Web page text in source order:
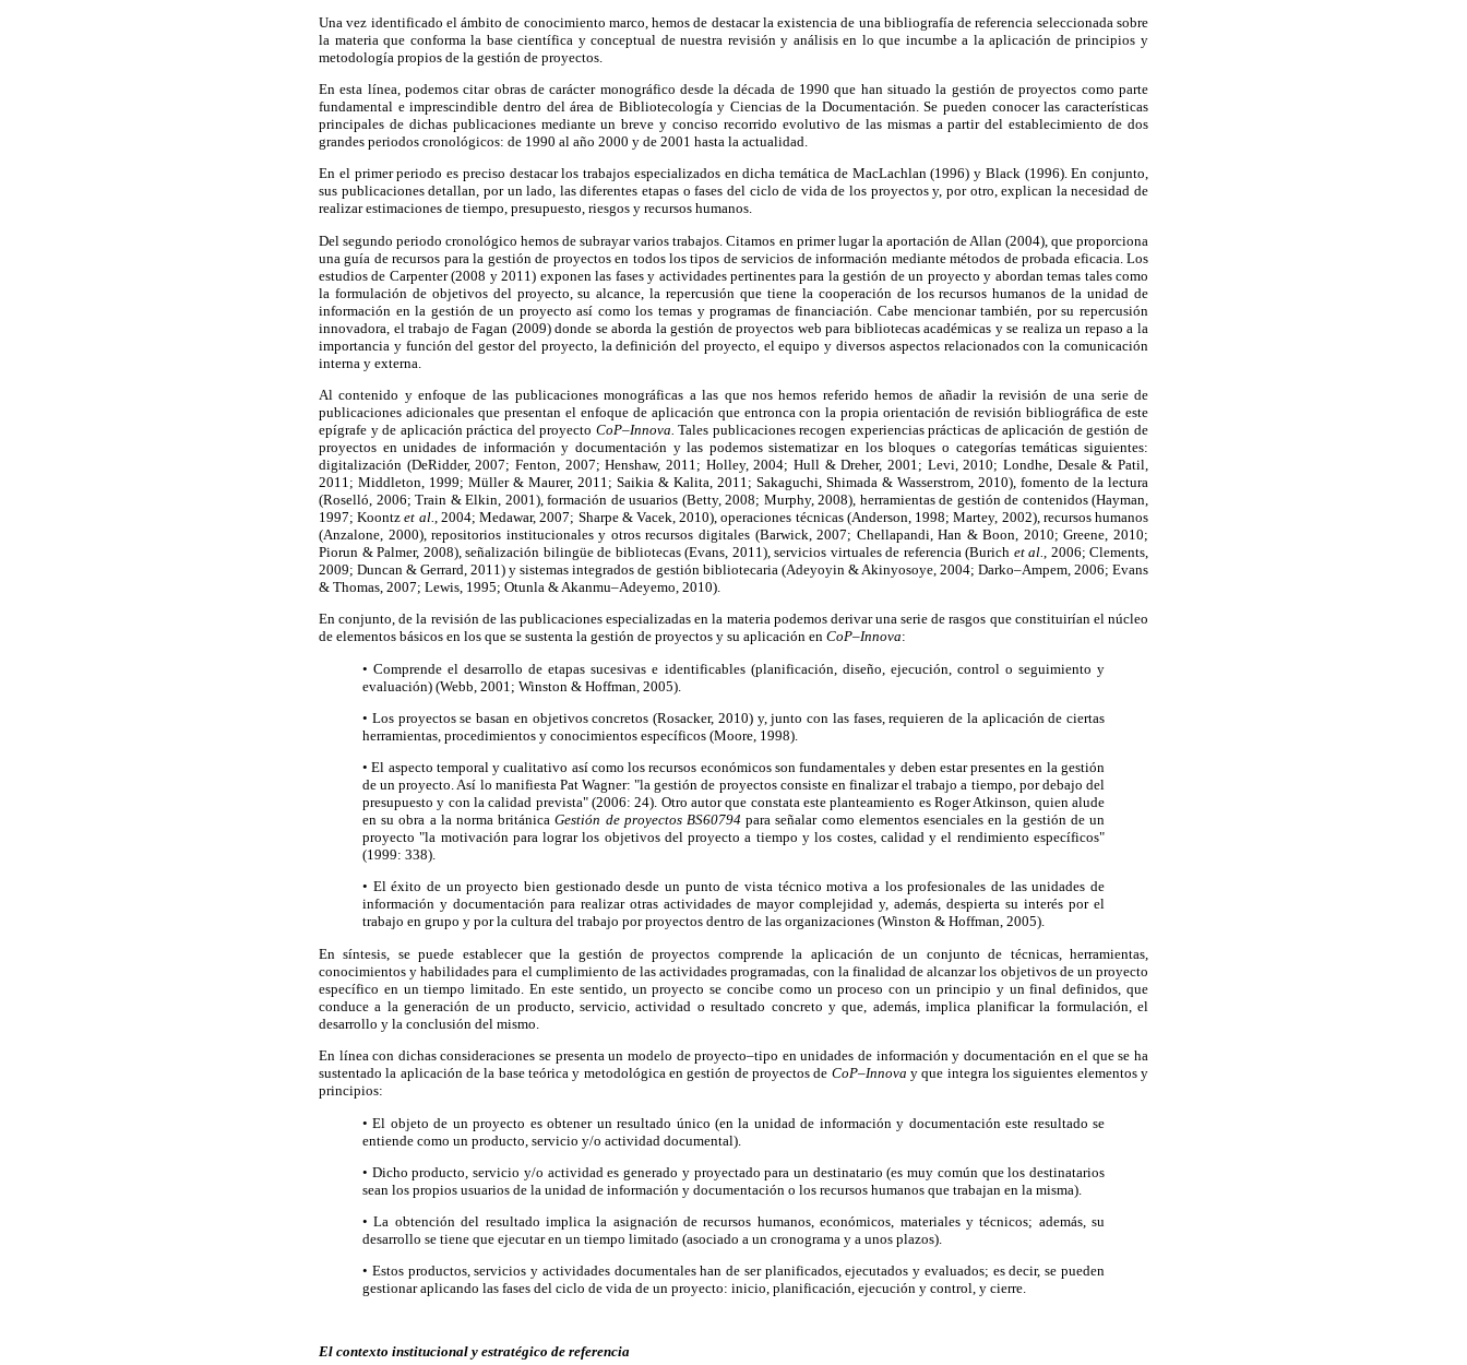
Una vez identificado el ámbito de conocimiento marco, hemos de destacar la existencia de una bibliografía de referencia seleccionada sobre
la materia que conforma la base científica y conceptual de nuestra revisión y análisis en lo que incumbe a la aplicación de principios y
metodología propios de la gestión de proyectos.
En esta línea, podemos citar obras de carácter monográfico desde la década de 1990 que han situado la gestión de proyectos como parte
fundamental e imprescindible dentro del área de Bibliotecología y Ciencias de la Documentación. Se pueden conocer las características
principales de dichas publicaciones mediante un breve y conciso recorrido evolutivo de las mismas a partir del establecimiento de dos
grandes periodos cronológicos: de 1990 al año 2000 y de 2001 hasta la actualidad.
En el primer periodo es preciso destacar los trabajos especializados en dicha temática de MacLachlan (1996) y Black (1996). En conjunto,
sus publicaciones detallan, por un lado, las diferentes etapas o fases del ciclo de vida de los proyectos y, por otro, explican la necesidad de
realizar estimaciones de tiempo, presupuesto, riesgos y recursos humanos.
Del segundo periodo cronológico hemos de subrayar varios trabajos. Citamos en primer lugar la aportación de Allan (2004), que proporciona
una guía de recursos para la gestión de proyectos en todos los tipos de servicios de información mediante métodos de probada eficacia. Los
estudios de Carpenter (2008 y 2011) exponen las fases y actividades pertinentes para la gestión de un proyecto y abordan temas tales como
la formulación de objetivos del proyecto, su alcance, la repercusión que tiene la cooperación de los recursos humanos de la unidad de
información en la gestión de un proyecto así como los temas y programas de financiación. Cabe mencionar también, por su repercusión
innovadora, el trabajo de Fagan (2009) donde se aborda la gestión de proyectos web para bibliotecas académicas y se realiza un repaso a la
importancia y función del gestor del proyecto, la definición del proyecto, el equipo y diversos aspectos relacionados con la comunicación
interna y externa.
Al contenido y enfoque de las publicaciones monográficas a las que nos hemos referido hemos de añadir la revisión de una serie de
publicaciones adicionales que presentan el enfoque de aplicación que entronca con la propia orientación de revisión bibliográfica de este
epígrafe y de aplicación práctica del proyecto CoP–Innova. Tales publicaciones recogen experiencias prácticas de aplicación de gestión de
proyectos en unidades de información y documentación y las podemos sistematizar en los bloques o categorías temáticas siguientes:
digitalización (DeRidder, 2007; Fenton, 2007; Henshaw, 2011; Holley, 2004; Hull & Dreher, 2001; Levi, 2010; Londhe, Desale & Patil,
2011; Middleton, 1999; Müller & Maurer, 2011; Saikia & Kalita, 2011; Sakaguchi, Shimada & Wasserstrom, 2010), fomento de la lectura
(Roselló, 2006; Train & Elkin, 2001), formación de usuarios (Betty, 2008; Murphy, 2008), herramientas de gestión de contenidos (Hayman,
1997; Koontzet al. , 2004; Medawar, 2007; Sharpe & Vacek, 2010), operaciones técnicas (Anderson, 1998; Martey, 2002), recursos humanos
(Anzalone, 2000), repositorios institucionales y otros recursos digitales (Barwick, 2007; Chellapandi, Han & Boon, 2010; Greene, 2010;
Piorun & Palmer, 2008), señalización bilingüe de bibliotecas (Evans, 2011), servicios virtuales de referencia (Burich et al.
, 2006; Clements,
2009; Duncan & Gerrard, 2011) y sistemas integrados de gestión bibliotecaria (Adeyoyin & Akinyosoye, 2004; Darko–Ampem, 2006; Evans
& Thomas, 2007; Lewis, 1995; Otunla & Akanmu–Adeyemo, 2010).
En conjunto, de la revisión de las publicaciones especializadas en la materia podemos derivar una serie de rasgos que constituirían el núcleo
de elementos básicos en los que se sustenta la gestión de proyectos y su aplicación en CoP–Innova:
• Comprende el desarrollo de etapas sucesivas e identificables (planificación, diseño, ejecución, control o seguimiento y
evaluación) (Webb, 2001; Winston & Hoffman, 2005).
• Los proyectos se basan en objetivos concretos (Rosacker, 2010) y, junto con las fases, requieren de la aplicación de ciertas
herramientas, procedimientos y conocimientos específicos (Moore, 1998).
• El aspecto temporal y cualitativo así como los recursos económicos son fundamentales y deben estar presentes en la gestión
de un proyecto. Así lo manifiesta Pat Wagner: "la gestión de proyectos consiste en finalizar el trabajo a tiempo, por debajo del
presupuesto y con la calidad prevista" (2006: 24). Otro autor que constata este planteamiento es Roger Atkinson, quien alude
en su obra a la norma británicaGestión de proyectos BS60794 para señalar como elementos esenciales en la gestión de un
proyecto "la motivación para lograr los objetivos del proyecto a tiempo y los costes, calidad y el rendimiento específicos"
(1999: 338).
• El éxito de un proyecto bien gestionado desde un punto de vista técnico motiva a los profesionales de las unidades de
información y documentación para realizar otras actividades de mayor complejidad y, además, despierta su interés por el
trabajo en grupo y por la cultura del trabajo por proyectos dentro de las organizaciones (Winston & Hoffman, 2005).
En síntesis, se puede establecer que la gestión de proyectos comprende la aplicación de un conjunto de técnicas, herramientas,
conocimientos y habilidades para el cumplimiento de las actividades programadas, con la finalidad de alcanzar los objetivos de un proyecto
específico en un tiempo limitado. En este sentido, un proyecto se concibe como un proceso con un principio y un final definidos, que
conduce a la generación de un producto, servicio, actividad o resultado concreto y que, además, implica planificar la formulación, el
desarrollo y la conclusión del mismo.
En línea con dichas consideraciones se presenta un modelo de proyecto–tipo en unidades de información y documentación en el que se ha
sustentado la aplicación de la base teórica y metodológica en gestión de proyectos de CoP–Innovay que integra los siguientes elementos y
principios:
• El objeto de un proyecto es obtener un resultado único (en la unidad de información y documentación este resultado se
entiende como un producto, servicio y/o actividad documental).
• Dicho producto, servicio y/o actividad es generado y proyectado para un destinatario (es muy común que los destinatarios
sean los propios usuarios de la unidad de información y documentación o los recursos humanos que trabajan en la misma).
• La obtención del resultado implica la asignación de recursos humanos, económicos, materiales y técnicos; además, su
desarrollo se tiene que ejecutar en un tiempo limitado (asociado a un cronograma y a unos plazos).
• Estos productos, servicios y actividades documentales han de ser planificados, ejecutados y evaluados; es decir, se pueden
gestionar aplicando las fases del ciclo de vida de un proyecto: inicio, planificación, ejecución y control, y cierre.
El contexto institucional y estratégico de referencia